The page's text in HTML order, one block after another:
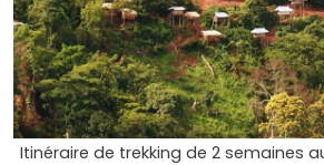
Itinéraire de trekking de 2 semaines